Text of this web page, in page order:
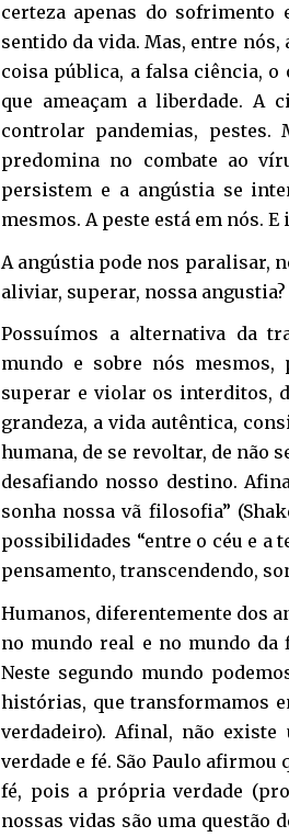
certeza apenas do sofrimento
sentido da vida. Mas, entre
coisa pública, a falsa ciência,
que ameaçam a liberdade. A
controlar pandemias, pestes.
predomina no combate ao
persistem e a angústia se
mesmos. A peste está em nós.
A angústia pode nos paralisar,
aliviar, superar, nossa
Possuímos a alternativa da
mundo e sobre nós
superar e violar os interditos,
grandeza, a vida autêntica,
humana, de se revoltar, de não
desafiando nosso destino.
sonha nossa vã filosofia”
possibilidades “entre o céu e a
pensamento, transcendendo,
Humanos, diferentemente dos
no mundo real e no mundo da
Neste segundo mundo
histórias, que transformamos
verdadeiro). Afinal, não
verdade e fé. São Paulo afirmou
fé, pois a própria verdade
nossas vidas são uma questão